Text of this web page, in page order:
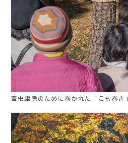
害虫駆除のために巻かれた「こも巻き」